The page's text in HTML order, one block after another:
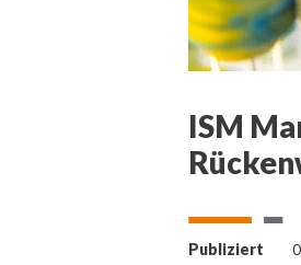
ISM
Publiziert